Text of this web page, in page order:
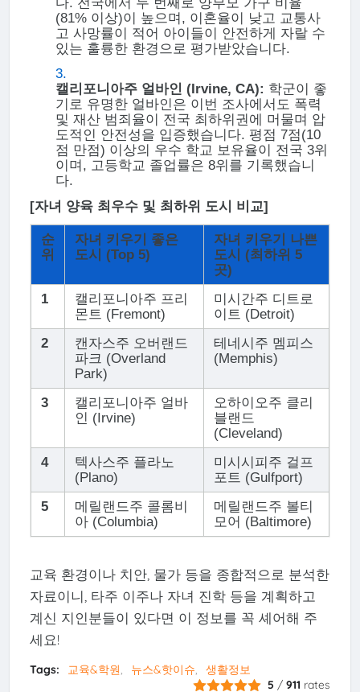
(81% 이상)이 높으며, 이혼율이 낮고 교통사
고 사망률이 적어 아이들이 안전하게 자랄 수
있는 훌륭한 환경으로 평가받았습니다.
캘리포니아주 얼바인 (Irvine, CA): 학군이 좋
기로 유명한 얼바인은 이번 조사에서도 폭력
및 재산 범죄율이 전국 최하위권에 머물며 압
도적인 안전성을 입증했습니다. 평점 7점(10
점 만점) 이상의 우수 학교 보유율이 전국 3위
이며, 고등학교 졸업률은 8위를 기록했습니
다.
[자녀 양육 최우수 및 최하위 도시 비교]
순
위
자녀 키우기 좋은
도시 (Top 5)
자녀 키우기 나쁜
도시 (최하위 5
곳)
1
캘리포니아주 프리
몬트 (Fremont)
미시간주 디트로
이트 (Detroit)
2
캔자스주 오버랜드
파크 (Overland
Park)
테네시주 멤피스
(Memphis)
3
캘리포니아주 얼바
인 (Irvine)
오하이오주 클리
블랜드
(Cleveland)
4
텍사스주 플라노
(Plano)
미시시피주 걸프
포트 (Gulfport)
5
메릴랜드주 콜롬비
아 (Columbia)
메릴랜드주 볼티
모어 (Baltimore)
교육 환경이나 치안, 물가 등을 종합적으로 분석한
자료이니, 타주 이주나 자녀 진학 등을 계획하고
계신 지인분들이 있다면 이 정보를 꼭 셰어해 주
세요!
Tags: 교육&학원 뉴스&핫이슈
생활정보
5 /911 rates